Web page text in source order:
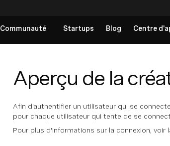
Communauté Startups Blog Centre
Aperçu de la
Afin d'authentifier un utilisateur qui se
pour chaque utilisateur qui tente de se
Pour plus d'informations sur la connexion, voir